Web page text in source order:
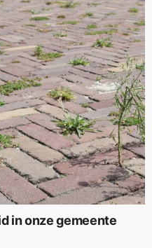
in onze gemeente